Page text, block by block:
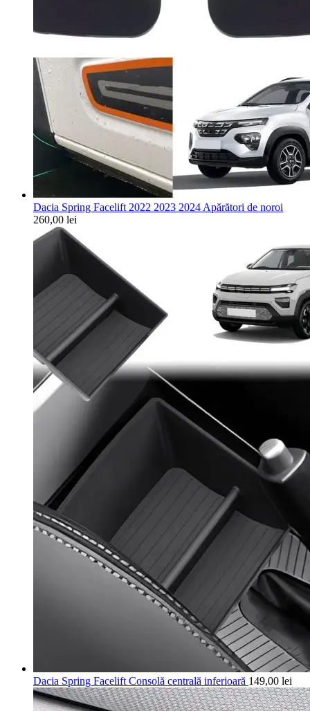
Dacia Spring Facelift 2022 2023 2024 Apărători de noroi
260,00 lei
Dacia Spring Facelift Consolă centrală inferioară 149,00 lei